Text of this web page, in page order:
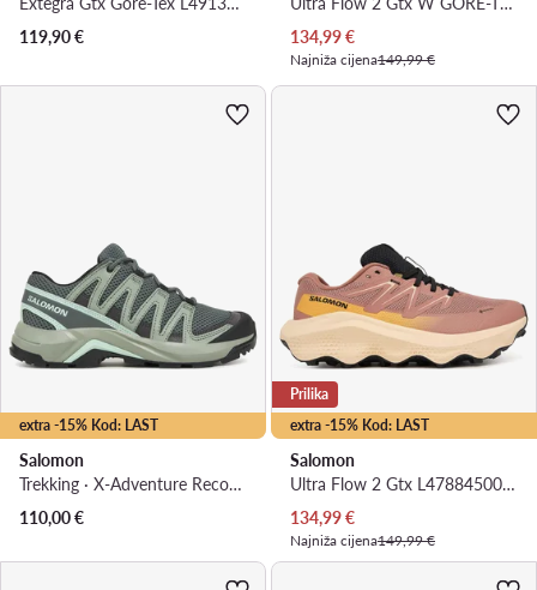
119,90€
Trenutna cijena
134,99€
Najniža cijena149,99 €
extra -15% Kod: LAST
Salomon
Trekking · X-Adventure Recon L47813600 · Zelena
110,00€
extra -15% Kod: LAST
Prilika
Salomon
Ultra Flow 2 Gtx L47884500 · Tenisice za trčanje
Trenutna cijena
134,99€
Najniža cijena149,99 €